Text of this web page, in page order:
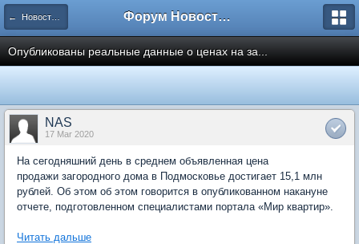
← Новости рынка недвижимости Форум Новостройки
Опубликованы реальные данные о ценах на за...
NAS
17 Mar 2020
На сегодняшний день в среднем объявленная цена
продажи загородного дома в Подмосковье достигает 15,1 млн
рублей. Об этом об этом говорится в опубликованном накануне
отчете, подготовленном специалистами портала «Мир квартир».
Читать дальше